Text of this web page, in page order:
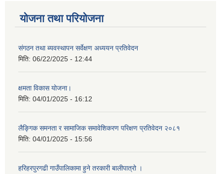
योजना तथा परियोजना
संगठन तथा ब्यवस्थापन सर्वेक्षण अध्ययन प्रतिवेदन
मिति: 06/22/2025 - 12:44
क्षमता विकास योजना।
मिति: 04/01/2025 - 16:12
लैङ्गिक समनता र सामाजिक समावेशिकरण परिक्षण प्रतिवेदन २०८१
मिति: 04/01/2025 - 15:56
हरिहरपुरगढी गाउँपालिकामा हुने तरकारी बालीपात्रो ।